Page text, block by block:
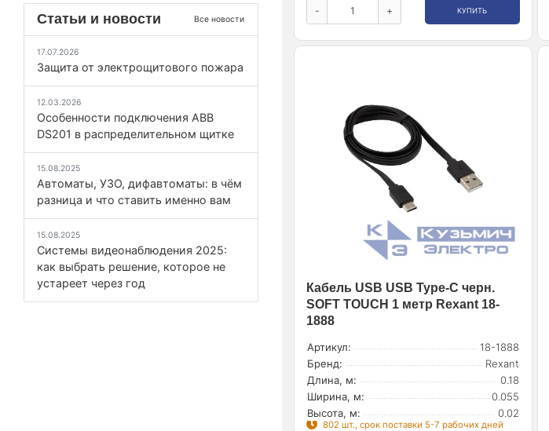
- + КУПИТЬ
Кабель USB USB Type-C черн.
SOFT TOUCH 1 метр Rexant 18-
1888
Артикул:
18-1888
Бренд:
Rexant
Длина, м:
0.18
Ширина, м:
0.055
Высота, м:
0.02
802 шт., срок поставки 5-7 рабочих дней
Статьи и новости Все новости
17.07.2026
Защита от электрощитового пожара
12.03.2026
Особенности подключения ABB
DS201 в распределительном щитке
15.08.2025
Автоматы, УЗО, дифавтоматы: в чём
разница и что ставить именно вам
15.08.2025
Системы видеонаблюдения 2025:
как выбрать решение, которое не
устареет через год